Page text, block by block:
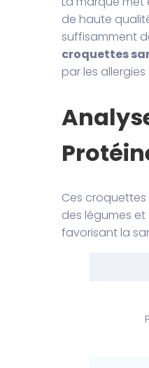
de haute
suffisamment
croquettes
par les
Ces
des légumes
favorisant la